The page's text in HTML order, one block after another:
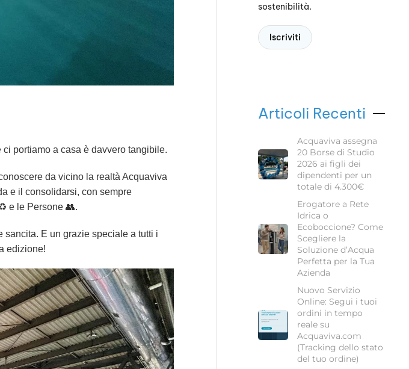
portiamo a casa è davvero tangibile.
da vicino la realtà Acquaviva
e il consolidarsi, con sempre
e le Persone 👥.
E un grazie speciale a tutti i
edizione!
sostenibilità.
Articoli Recenti
Acquaviva assegna
20 Borse di Studio
2026 ai figli dei
dipendenti per un
totale di 4.300€
Erogatore a Rete
Idrica o
Ecoboccione? Come
Scegliere la
Soluzione d’Acqua
Perfetta per la Tua
Azienda
Nuovo Servizio
Online: Segui i tuoi
ordini in tempo
reale su
Acquaviva.com
(Tracking dello stato
del tuo ordine)